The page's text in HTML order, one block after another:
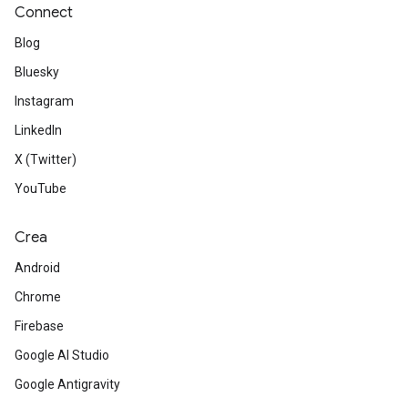
Connect
Blog
Bluesky
Instagram
LinkedIn
X (Twitter)
YouTube
Crea
Android
Chrome
Firebase
Google AI Studio
Google Antigravity